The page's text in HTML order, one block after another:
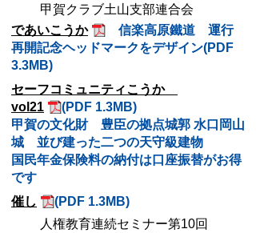
甲賀クラブ土山支部連合会
であいこうか
信楽高原鐵道 運行
再開記念ヘッドマークをデザイン(PDF
3.3MB)
セーフコミュニティこうか
vol21
(PDF 1.3MB)
甲賀の文化財 豊臣の拠点城郭 水口岡山
城 並び建った二つの天守級建物
国民年金保険料の納付は口座振替がお得
です
催し
(PDF 1.3MB)
人権教育連続セミナー第10回